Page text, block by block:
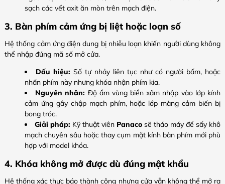
sạch các vết axit ăn mòn trên mạch điện.
3. Bàn phím cảm ứng bị liệt hoặc loạn số
Hệ thống cảm ứng điện dung bị nhiễu loạn khiến người dùng không
thể nhập đúng mã số mở cửa.
Dấu hiệu: Số tự nhảy liên tục như có người bấm, hoặc
nhấn phím này nhưng khóa nhận phím kia.
Nguyên nhân: Độ ẩm vùng biển xâm nhập vào lớp kính
cảm ứng gây chập mạch phím, hoặc lớp màng cảm biến bị
bong tróc.
Giải pháp: Kỹ thuật viên Panaco sẽ tháo máy để sấy khô
mạch chuyên sâu hoặc thay cụm mặt kính bàn phím mới phù
hợp với model khóa.
4. Khóa không mở được dù đúng mật khẩu
Hệ thống xác thực báo thành công nhưng cửa vẫn không thể mở ra